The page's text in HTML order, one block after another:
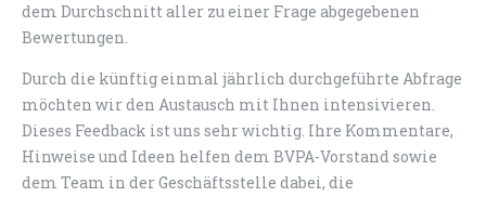
dem Durchschnitt aller zu einer Frage abgegebenen
Bewertungen.
Durch die künftig einmal jährlich durchgeführte Abfrage
möchten wir den Austausch mit Ihnen intensivieren.
Dieses Feedback ist uns sehr wichtig. Ihre Kommentare,
Hinweise und Ideen helfen dem BVPA-Vorstand sowie
dem Team in der Geschäftsstelle dabei, die